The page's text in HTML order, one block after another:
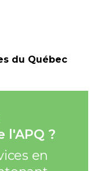
du Québec
l'APQ ?
en